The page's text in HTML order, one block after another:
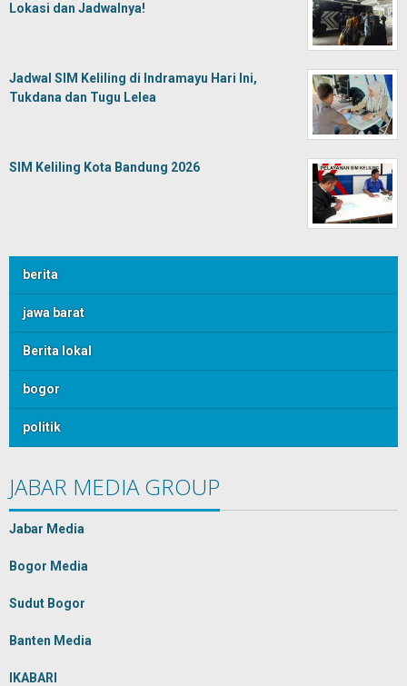
Lokasi dan Jadwalnya!
Jadwal SIM Keliling di Indramayu Hari Ini,
Tukdana dan Tugu Lelea
SIM Keliling Kota Bandung 2026
berita
jawa barat
Berita lokal
bogor
politik
JABAR MEDIA GROUP
Jabar Media
Bogor Media
Sudut Bogor
Banten Media
IKABARI